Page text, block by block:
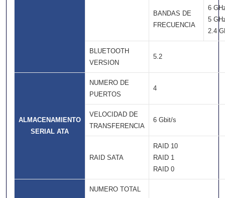
BANDAS DE
FRECUENCIA
6
5
2.4
BLUETOOTH
VERSION
5.2
ALMACENAMIENTO
SERIAL ATA
NUMERO DE
PUERTOS
4
VELOCIDAD DE
TRANSFERENCIA
6 Gbit/s
RAID SATA
RAID 10
RAID 1
RAID 0
NUMERO TOTAL